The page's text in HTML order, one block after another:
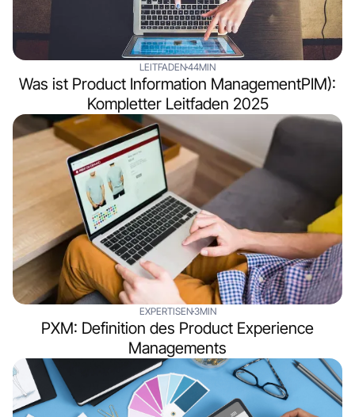
LEITFADEN44MIN
Was ist Product Information ManagementPIM):
Kompletter Leitfaden 2025
EXPERTISEN3MIN
PXM: Definition des Product Experience
Managements